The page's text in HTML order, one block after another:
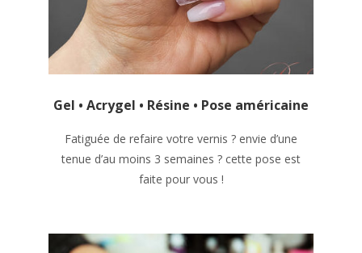
Gel • Acrygel • Résine • Pose américaine
Fatiguée de refaire votre vernis ? envie d’une
tenue d’au moins 3 semaines ? cette pose est
faite pour vous !